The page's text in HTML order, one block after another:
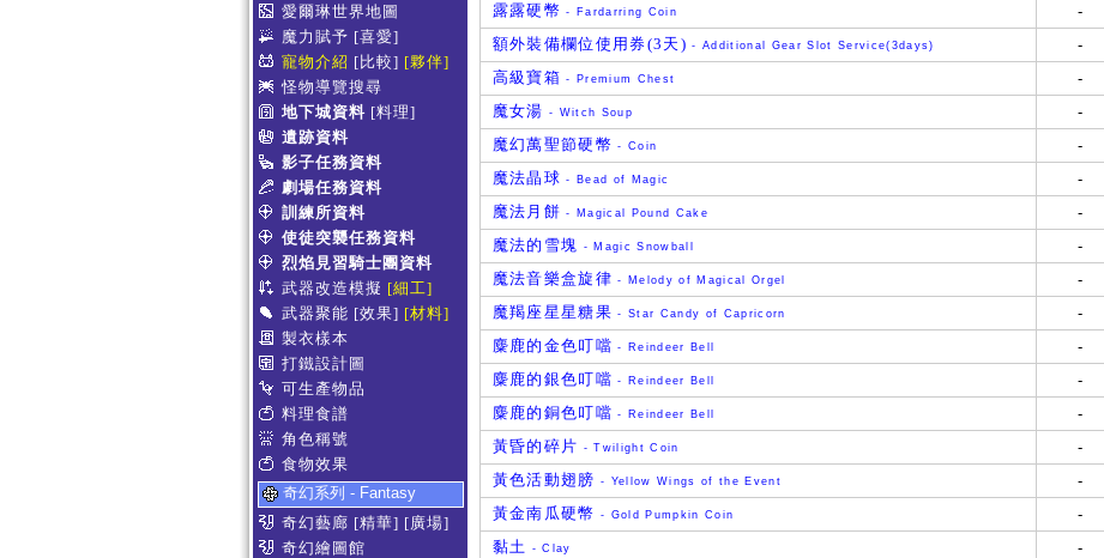
愛爾琳世界地圖
魔力賦予 [喜愛]
寵物介紹 [比較] [夥伴]
怪物導覽搜尋
地下城資料 [料理]
遺跡資料
影子任務資料
劇場任務資料
訓練所資料
使徒突襲任務資料
烈焰見習騎士團資料
武器改造模擬 [細工]
武器聚能 [效果] [材料]
製衣樣本
打鐵設計圖
可生產物品
料理食譜
角色稱號
食物效果
奇幻系列 - Fantasy
奇幻藝廊 [精華] [廣場]
奇幻繪圖館
露露硬幣 - Fardarring Coin
-
額外裝備欄位使用券(3天) - Additional Gear Slot Service(3days)
-
高級寶箱 - Premium Chest
-
魔女湯 - Witch Soup
-
魔幻萬聖節硬幣 - Coin
-
魔法晶球 - Bead of Magic
-
魔法月餅 - Magical Pound Cake
-
魔法的雪塊 - Magic Snowball
-
魔法音樂盒旋律 - Melody of Magical Orgel
-
魔羯座星星糖果 - Star Candy of Capricorn
-
麋鹿的金色叮噹 - Reindeer Bell
-
麋鹿的銀色叮噹 - Reindeer Bell
-
麋鹿的銅色叮噹 - Reindeer Bell
-
黃昏的碎片 - Twilight Coin
-
黃色活動翅膀 - Yellow Wings of the Event
-
黃金南瓜硬幣 - Gold Pumpkin Coin
-
黏土 - Clay
-